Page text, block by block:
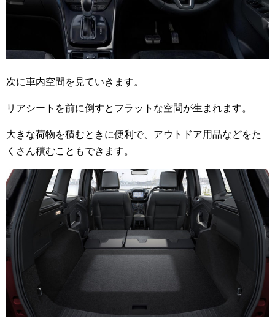
次に車内空間を見ていきます。
リアシートを前に倒すとフラットな空間が生まれます。
大きな荷物を積むときに便利で、アウトドア用品などをた
くさん積むこともできます。